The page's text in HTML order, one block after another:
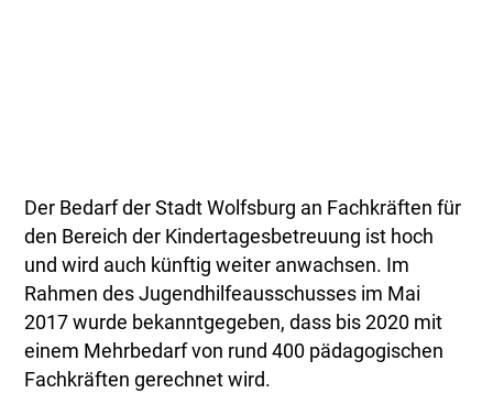
Der Bedarf der Stadt Wolfsburg an Fachkräften für
den Bereich der Kindertagesbetreuung ist hoch
und wird auch künftig weiter anwachsen. Im
Rahmen des Jugendhilfeausschusses im Mai
2017 wurde bekanntgegeben, dass bis 2020 mit
einem Mehrbedarf von rund 400 pädagogischen
Fachkräften gerechnet wird.